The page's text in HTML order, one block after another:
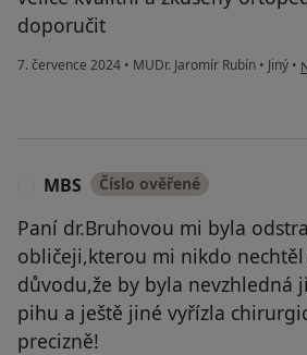
doporučit
7. července 2024 • MUDr. Jaromír Rubín • Jiný •
MBS Číslo ověřené
Paní dr.Bruhovou mi byla
obličeji,kterou mi nikdo
důvodu,že by byla nevzhledná
pihu a ještě jiné vyřízla
precizně!